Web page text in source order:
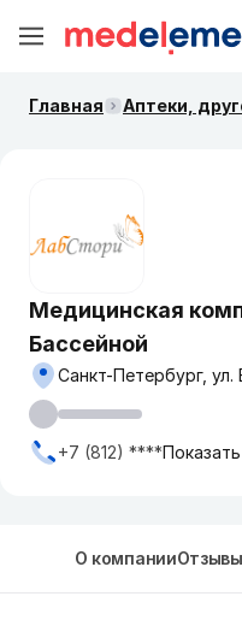
Главная Аптеки,
Медицинская
Бассейной
Санкт-Петербург, ул.
+7 (812) ****
О компанииОтзывы